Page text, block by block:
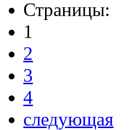
Страницы:
1
2
3
4
следующая